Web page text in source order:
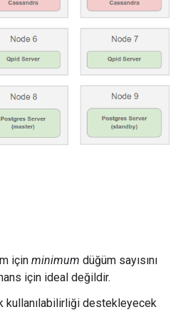
için minimum düğüm sayısını
için ideal değildir.
kullanılabilirliği destekleyecek